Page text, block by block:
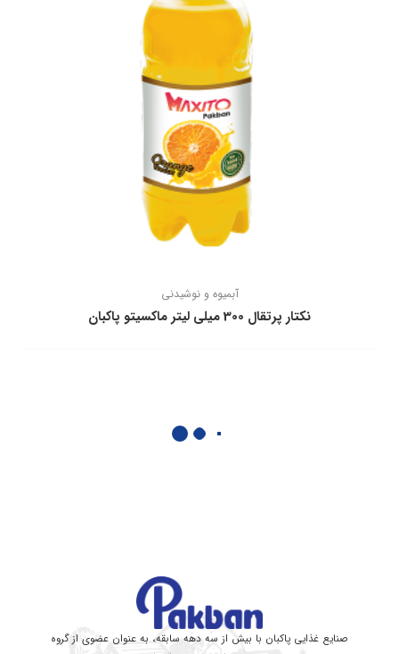
آبمیوه و نوشیدنی
نكتار پرتقال 300 ميلی ليتر ماكسيتو پاكبان